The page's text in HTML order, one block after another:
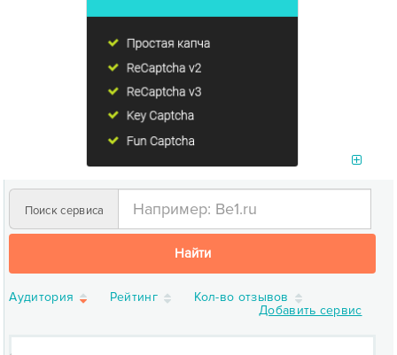
Поиск сервиса
Найти
Аудитория Рейтинг
Кол-во отзывов
Добавить сервис